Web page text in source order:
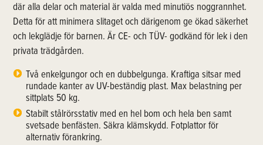
där alla delar och material är valda med minutiös noggrannhet.
Detta för att minimera slitaget och därigenom ge ökad säkerhet
och lekglädje för barnen. Är CE- och TÜV- godkänd för lek i den
privata trädgården.
Två enkelgungor och en dubbelgunga. Kraftiga sitsar med
rundade kanter av UV-beständig plast. Max belastning per
sittplats 50 kg.
Stabilt stålrörsstativ med en hel bom och hela ben samt
svetsade benfästen. Säkra klämskydd. Fotplattor för
alternativ förankring.